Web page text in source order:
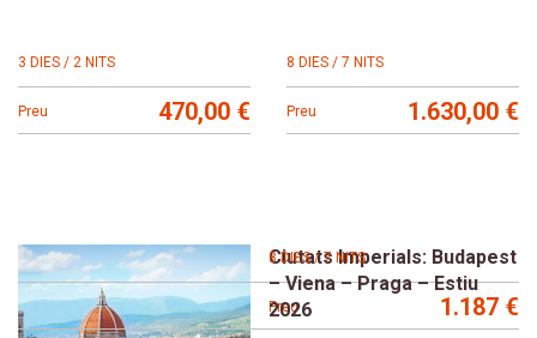
3 DIES / 2 NITS
Preu 470,00 €
8 DIES / 7 NITS
Preu 1.630,00 €
Ciutats Imperials: Budapest
– Viena – Praga – Estiu
2026
8 DIES / 7 NITS
Preu 1.187 €